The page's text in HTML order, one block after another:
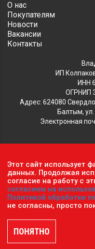
О нас
Покупателям
Новости
Вакансии
Контакты
ИП
ИНН
ОГРНИП
Адрес: 624080
Балтым,
Электронная
Обратите внимание, что
информационный
является публичной
ст. 437 Гражданского
конфиденциальности
Пользовательское
© 2026 г. Сеть оптово-
Этот сайт использует
данных. Продолжая
согласие на работу с
согласием на
Политикой обработки
не согласны, просто
ПОНЯТНО